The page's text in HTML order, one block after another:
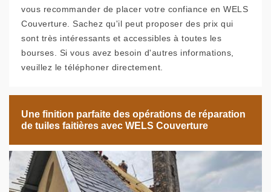
vous recommander de placer votre confiance en WELS
Couverture. Sachez qu'il peut proposer des prix qui
sont très intéressants et accessibles à toutes les
bourses. Si vous avez besoin d'autres informations,
veuillez le téléphoner directement.
Une finition parfaite des opérations de réparation
de tuiles faitières avec WELS Couverture